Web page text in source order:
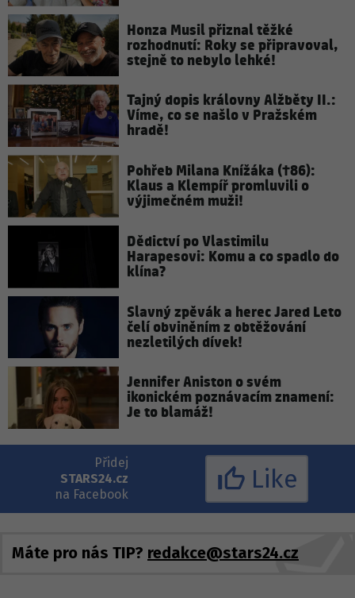
Honza Musil přiznal těžké
rozhodnutí: Roky se připravoval,
stejně to nebylo lehké!
Tajný dopis královny Alžběty II.:
Víme, co se našlo v Pražském
hradě!
Pohřeb Milana Knížáka (†86):
Klaus a Klempíř promluvili o
výjimečném muži!
Dědictví po Vlastimilu
Harapesovi: Komu a co spadlo do
klína?
Slavný zpěvák a herec Jared Leto
čelí obviněním z obtěžování
nezletilých dívek!
Jennifer Aniston o svém
ikonickém poznávacím znamení:
Je to blamáž!
Přidej
STARS24.cz
na Facebook
Like
Máte pro nás TIP? redakce@stars24.cz